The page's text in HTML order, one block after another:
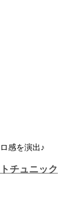
感を演出♪
チュニック